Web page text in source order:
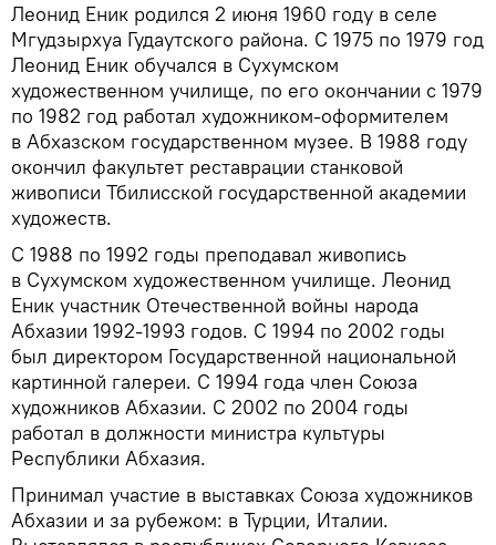
Леонид Еник родился 2 июня 1960 году в селе
Мгудзырхуа Гудаутского района. С 1975 по 1979 год
Леонид Еник обучался в Сухумском
художественном училище, по его окончании с 1979
по 1982 год работал художником-оформителем
в Абхазском государственном музее. В 1988 году
окончил факультет реставрации станковой
живописи Тбилисской государственной академии
художеств.
С 1988 по 1992 годы преподавал живопись
в Сухумском художественном училище. Леонид
Еник участник Отечественной войны народа
Абхазии 1992-1993 годов. С 1994 по 2002 годы
был директором Государственной национальной
картинной галереи. С 1994 года член Союза
художников Абхазии. С 2002 по 2004 годы
работал в должности министра культуры
Республики Абхазия.
Принимал участие в выставках Союза художников
Абхазии и за рубежом: в Турции, Италии.